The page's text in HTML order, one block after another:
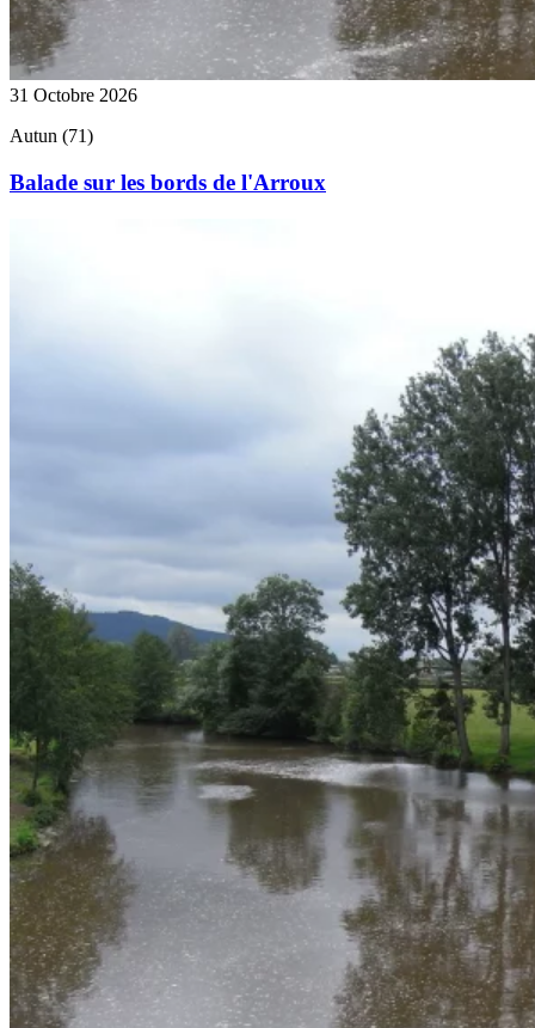
31 Octobre 2026
Autun (71)
Balade sur les bords de l'Arroux